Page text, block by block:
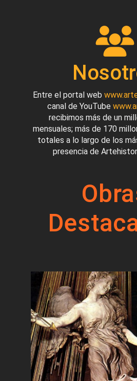
Entre el portal web
canal de YouTube
recibimos más de un
mensuales; más de 170
totales a lo largo de los
presencia de